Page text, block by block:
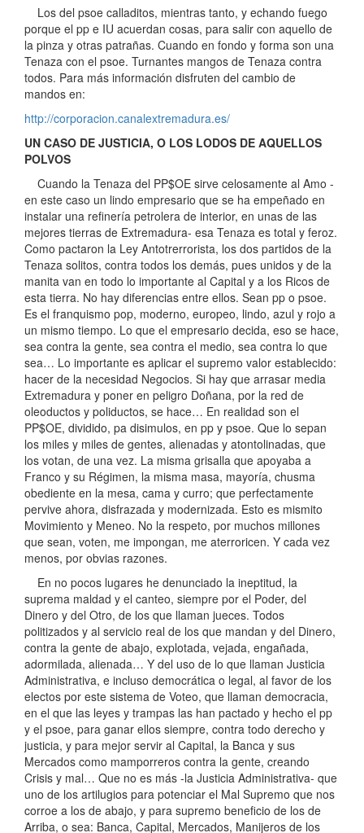
Los del psoe calladitos, mientras tanto, y echando fuego
porque el pp e IU acuerdan cosas, para salir con aquello de
la pinza y otras patrañas. Cuando en fondo y forma son una
Tenaza con el psoe. Turnantes mangos de Tenaza contra
todos. Para más información disfruten del cambio de
mandos en:
http://corporacion.canalextremadura.es/
UN CASO DE JUSTICIA, O LOS LODOS DE AQUELLOS
POLVOS
Cuando la Tenaza del PP$OE sirve celosamente al Amo -
en este caso un lindo empresario que se ha empeñado en
instalar una refinería petrolera de interior, en unas de las
mejores tierras de Extremadura- esa Tenaza es total y feroz.
Como pactaron la Ley Antotrerrorista, los dos partidos de la
Tenaza solitos, contra todos los demás, pues unidos y de la
manita van en todo lo importante al Capital y a los Ricos de
esta tierra. No hay diferencias entre ellos. Sean pp o psoe.
Es el franquismo pop, moderno, europeo, lindo, azul y rojo a
un mismo tiempo. Lo que el empresario decida, eso se hace,
sea contra la gente, sea contra el medio, sea contra lo que
sea… Lo importante es aplicar el supremo valor establecido:
hacer de la necesidad Negocios. Si hay que arrasar media
Extremadura y poner en peligro Doñana, por la red de
oleoductos y poliductos, se hace… En realidad son el
PP$OE, dividido, pa disimulos, en pp y psoe. Que lo sepan
los miles y miles de gentes, alienadas y atontolinadas, que
los votan, de una vez. La misma grisalla que apoyaba a
Franco y su Régimen, la misma masa, mayoría, chusma
obediente en la mesa, cama y curro; que perfectamente
pervive ahora, disfrazada y modernizada. Esto es mismito
Movimiento y Meneo. No la respeto, por muchos millones
que sean, voten, me impongan, me aterroricen. Y cada vez
menos, por obvias razones.
En no pocos lugares he denunciado la ineptitud, la
suprema maldad y el canteo, siempre por el Poder, del
Dinero y del Otro, de los que llaman jueces. Todos
politizados y al servicio real de los que mandan y del Dinero,
contra la gente de abajo, explotada, vejada, engañada,
adormilada, alienada… Y del uso de lo que llaman Justicia
Administrativa, e incluso democrática o legal, al favor de los
electos por este sistema de Voteo, que llaman democracia,
en el que las leyes y trampas las han pactado y hecho el pp
y el psoe, para ganar ellos siempre, contra todo derecho y
justicia, y para mejor servir al Capital, la Banca y sus
Mercados como mamporreros contra la gente, creando
Crisis y mal… Que no es más -la Justicia Administrativa- que
uno de los artilugios para potenciar el Mal Supremo que nos
corroe a los de abajo, y para supremo beneficio de los de
Arriba, o sea: Banca, Capital, Mercados, Manijeros de los